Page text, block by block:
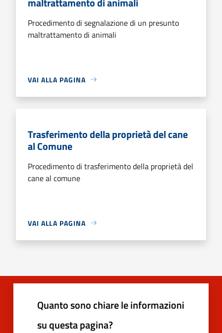
Procedimento di segnalazione di un presunto
maltrattamento di animali
VAI ALLA PAGINA
Trasferimento della proprietà del cane
al Comune
Procedimento di trasferimento della proprietà del
cane al comune
VAI ALLA PAGINA
Quanto sono chiare le informazioni
su questa pagina?